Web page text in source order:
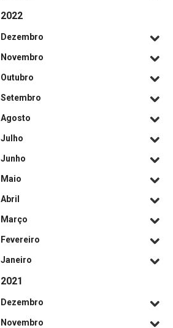
2022
Dezembro
Novembro
Outubro
Setembro
Agosto
Julho
Junho
Maio
Abril
Março
Fevereiro
Janeiro
2021
Dezembro
Novembro